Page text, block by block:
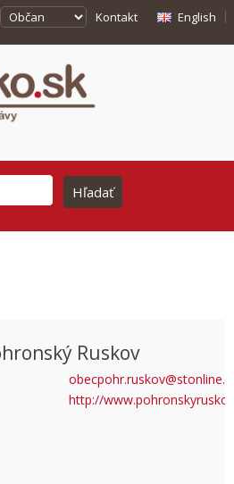
Kontakt English
Google Maps correctly.
Ruskov
http://